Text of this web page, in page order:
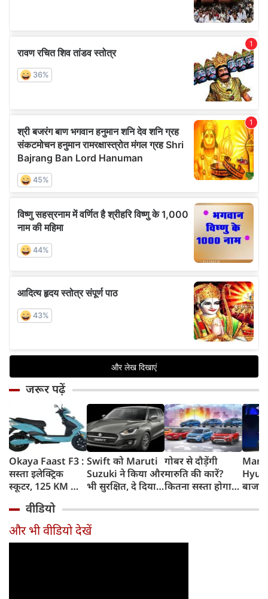
जरूर पढ़ें
Okaya Faast F3 :
सस्ता इलेक्ट्रिक
स्कूटर, 125 KM की
दूर करेगा खास फीचर
Swift को Maruti
Suzuki ने किया और
भी सुरक्षित, दे दिया
standard
feature
गोबर से दौड़ेंगी
मारुति की कारें?
कितना सस्ता होगा
सेफ? ऑटोमोबाइल
वीडियो
और भी वीडियो देखें